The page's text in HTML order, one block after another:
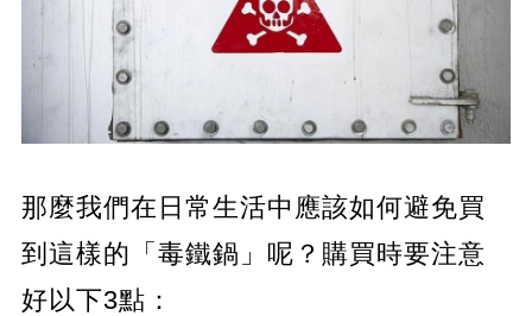
那麼我們在日常生活中應該如何避免買
到這樣的「毒鐵鍋」呢？購買時要注意
好以下3點：